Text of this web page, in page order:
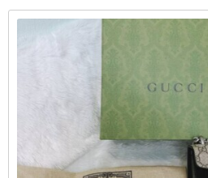
จำนำให้ราคาสูงเสมอ รุ่นที่แนะนำ: iPhone
iPhone 14 Pro / Pro Max iPhone 13 Pro
ใช้งานแล้ว เหมาะมากสำหรับคนที่ต้องการ รับ
โฟน แบบไม่ต้องขายเครื่องค่ะ Samsung รุ่น
Samsung เป็นมือถือ Android ที่ราคามือสอง
เรือธงและรุ่นจอพับ รุ่นที่รับจำนำได้ราคาดี:
Samsung Galaxy S23 Ultra Samsung
Samsung Galaxy Z Flip 5 มือถือ
มือสองยังดี✔ ร้านรับจำนำสนใจเป็นพิเศษ เห